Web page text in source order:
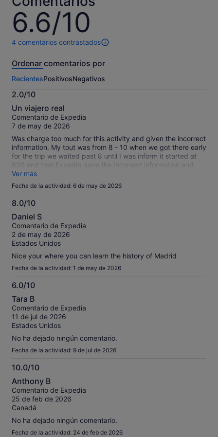
el
actual
es
de
23 €
adulto
6.6/10
6.6
sobre
10
4 comentarios contrastados
4 comentarios
esta
Más
información
sobre
nuestros
comentarios
contrastados.
Ordenar comentarios por
RecientesPositivosNegativos
2.0/10
2.0
sobre
10
Un viajero real
Comentario de Expedia
7 de may de 2026
Was charge too much for this activity and given the incorrect
information. My tout was from 8 - 10 when we got there early
for the trip we waited past 8 until I was inform it started at
830 and that Expedia gave the Incorrect information and
once it started it was said we would see certain things like
the palace which we did not and the tour was over in under 1
hour, it was not good and I feel I should receive some type of
refund.
Ver más
Fecha de la actividad: 6 de may de 2026
8.0/10
8.0
sobre
10
Daniel S
Comentario de Expedia
2 de may de 2026
Estados Unidos
Nice your where you can learn the history of Madrid
Fecha de la actividad: 1 de may de 2026
6.0/10
6.0
sobre
10
Tara B
Comentario de Expedia
11 de jul de 2026
Estados Unidos
No ha dejado ningún comentario.
Fecha de la actividad: 9 de jul de 2026
10.0/10
10.0
sobre
10
Anthony B
Comentario de Expedia
25 de feb de 2026
Canadá
No ha dejado ningún comentario.
Fecha de la actividad: 24 de feb de 2026